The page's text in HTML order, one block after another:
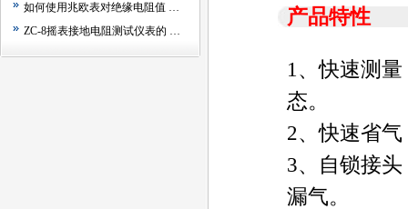
如何使用兆欧表对绝缘电阻值 …
ZC-8摇表接地电阻测试仪表的 …
产品特性
1、快速测
态。
2、快速省
3、自锁接
漏气。